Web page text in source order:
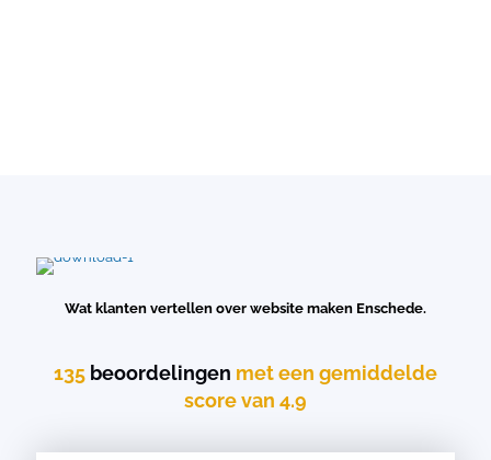
Wat klanten vertellen over website maken Enschede.
135 beoordelingen met een gemiddelde
score van 4.9